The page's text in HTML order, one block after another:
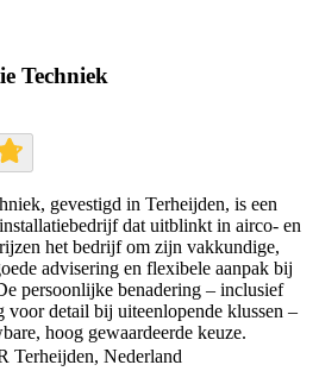
Techniek
gevestigd in Terheijden, is een
dat uitblinkt in airco- en
het bedrijf om zijn vakkundige,
advisering en flexibele aanpak bij
persoonlijke benadering – inclusief
voor detail bij uiteenlopende klussen –
hoog gewaardeerde keuze.
Terheijden, Nederland